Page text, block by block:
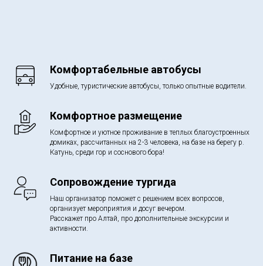
Комфортабельные автобусы
Удобные, туристические автобусы, только опытные водители.
Комфортное размещение
Комфортное и уютное проживание в теплых благоустроенных
домиках, рассчитанных на 2-3 человека, на базе на берегу р.
Катунь, среди гор и соснового бора!
Сопровождение тургида
Наш организатор поможет с решением всех вопросов,
организует мероприятия и досуг вечером.
Расскажет про Алтай, про дополнительные экскурсии и
активности.
Питание на базе